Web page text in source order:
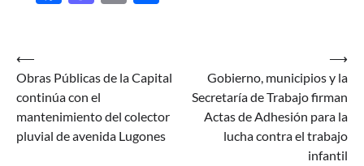
Navegación
de
entradas
⟵
Obras Públicas de la Capital
continúa con el
mantenimiento del colector
pluvial de avenida Lugones
Gobierno, municipios y la
Secretaría de Trabajo firman
Actas de Adhesión para la
lucha contra el trabajo
infantil
⟶